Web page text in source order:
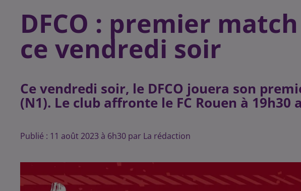
DFCO : premier
ce vendredi soir
Ce vendredi soir, le DFCO jouera son
(N1). Le club affronte le FC Rouen à 19h30
Publié : 11 août 2023 à 6h30 par La rédaction